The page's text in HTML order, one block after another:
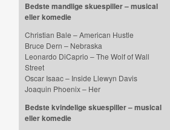
Bedste mandlige skuespiller – musical
eller komedie
Christian Bale – American Hustle
Bruce Dern – Nebraska
Leonardo DiCaprio – The Wolf of Wall
Street
Oscar Isaac – Inside Llewyn Davis
Joaquin Phoenix – Her
Bedste kvindelige skuespiller – musical
eller komedie